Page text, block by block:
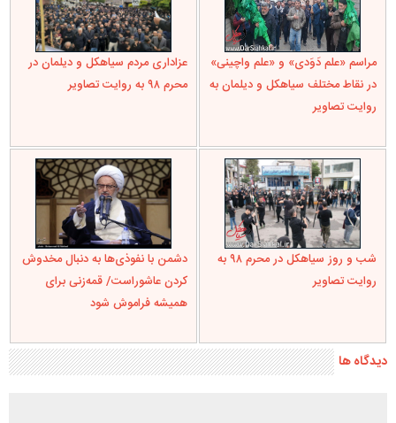
مراسم «علم دَوَدی» و «علم واچینی»
در نقاط مختلف سیاهکل و دیلمان به
روایت تصاویر
عزاداری مردم سیاهکل و دیلمان در
محرم ۹۸ به روایت تصاویر
شب و روز سیاهکل در محرم ۹۸ به
روایت تصاویر
دشمن با نفوذی‌ها به دنبال مخدوش
کردن عاشوراست/ قمه‌زنی برای
همیشه فراموش شود
دیدگاه ها